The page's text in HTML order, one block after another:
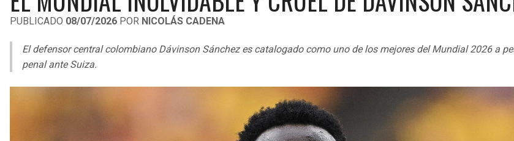
PUBLICADO 08/07/2026 POR NICOLÁS CADENA
El defensor central colombiano Dávinson Sánchez es catalogado como uno de los mejores del Mundial 2026 a
penal ante Suiza.